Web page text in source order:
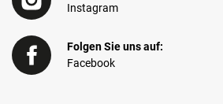
Instagram
Folgen Sie uns auf:
Facebook